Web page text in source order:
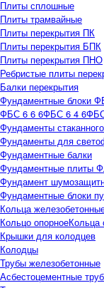
Плиты сплошные
Плиты трамвайные
Плиты перекрытия ПК
Плиты перекрытия БПК
Плиты перекрытия ПНО
Ребристые плиты
Балки перекрытия
Фундаментные блоки
ФБС 6 6 6ФБС 6 4 6
Фундаменты
Фундаменты для
Фундаментные балки
Фундаментные плиты
Фундамент
Фундаментные блоки
Кольца
Кольцо опорноеКольца
Крышки для колодцев
Колодцы
Трубы железобетонные
Асбестоцементные